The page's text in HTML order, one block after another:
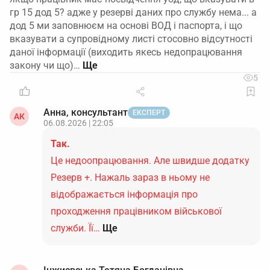
гр 15 дод 5? адже у резерві даних про службу нема... а
дод 5 ми заповнюєм на основі ВОД і паспорта, і що
вказувати а супровідному листі стосовно відсутності
даної інформації (виходить якесь недопрацювання
закону чи що)…
5
АК Анна, консультант ЕКСПЕРТ
06.08.2026 | 22:05
Так.
Це недоопрацювання. Але швидше додатку
Резерв +. Нажаль зараз в ньому не
відображається інформація про
проходження працівником військової
служби. Її… Ще